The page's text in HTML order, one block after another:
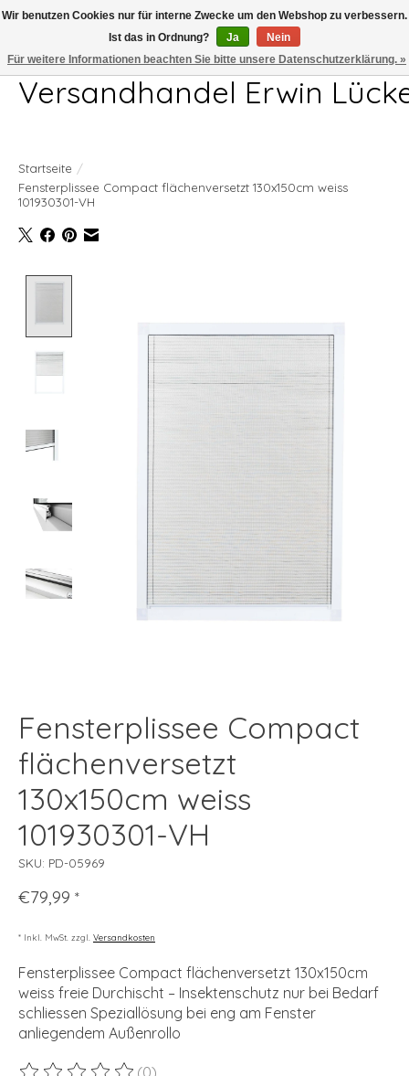
Telefon 04407 715872 MO-DO 7.00-17.00Uhr FR 7.00-13.00Uhr
Versandhandel Erwin
Startseite /
Fensterplissee Compact flächenversetzt 130x150cm weiss
101930301-VH
Fensterplissee Compact
flächenversetzt
130x150cm weiss
101930301-VH
SKU: PD-05969
€79,99 *
* Inkl. MwSt. zzgl. Versandkosten
Fensterplissee Compact flächenversetzt 130x150cm
weiss freie Durchischt – Insektenschutz nur bei Bedarf
schliessen Speziallösung bei eng am Fenster
anliegendem Außenrollo
(0)
Wir benutzen Cookies nur für interne Zwecke um den Webshop zu verbessern.
Ist das in Ordnung?
Ja
Nein
Für weitere Informationen beachten Sie bitte unsere Datenschutzerklärung. »